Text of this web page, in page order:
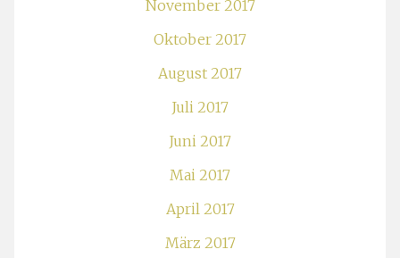
November 2017
Oktober 2017
August 2017
Juli 2017
Juni 2017
Mai 2017
April 2017
März 2017